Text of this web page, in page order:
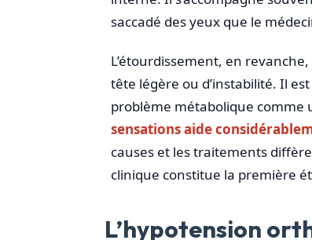
saccadé des yeux que le
L’étourdissement, en
tête légère ou d’instabilité. Il
problème métabolique comme
sensations aide
causes et les traitements
clinique constitue la première
L’hypotension